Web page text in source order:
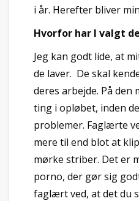
i år. Herefter bliver
Hvorfor har I valgt
Jeg kan godt lide, at
de laver. De skal
deres arbejde. På den
ting i opløbet, inden
problemer. Faglærte
mere til end blot at
mørke striber. Det er
porno, der gør sig
faglært ved, at det du